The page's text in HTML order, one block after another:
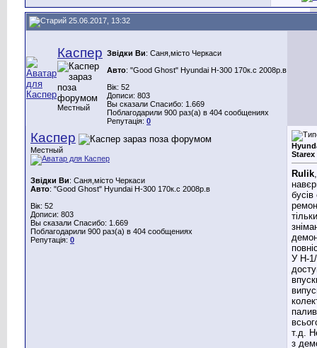
25.06.2017, 13:32
Каспер
Местный
Звідки Ви: Саня,місто Черкаси
Авто: "Good Ghost" Hyundai H-300 170к.с 2008р.в
Вік: 52
Дописи: 803
Вы сказали Спасибо: 1.669
Поблагодарили 900 раз(а) в 404 сообщениях
Репутація: 0
Каспер
Местный
Звідки Ви: Саня,місто Черкаси
Авто: "Good Ghost" Hyundai H-300 170к.с 2008р.в
Вік: 52
Дописи: 803
Вы сказали Спасибо: 1.669
Поблагодарили 900 раз(а) в 404 сообщениях
Репутація: 0
Starex
Rulik
У Н-1/
т.д.
з